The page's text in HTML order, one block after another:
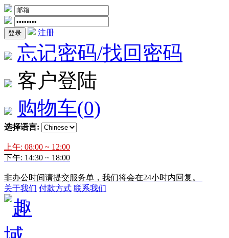
登录 注册
忘记密码/找回密码
客户登陆
购物车(0)
选择语言:
上午: 08:00 ~ 12:00
下午: 14:30 ~ 18:00
非办公时间请提交服务单，我们将会在24小时内回复。
关于我们 付款方式 联系我们